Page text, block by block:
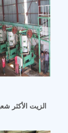
الزيت الأكثر